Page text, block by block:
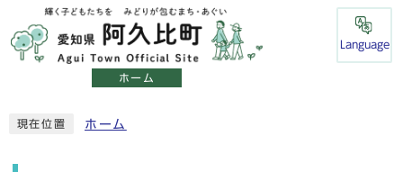
ホーム
Language
現在位置 ホーム